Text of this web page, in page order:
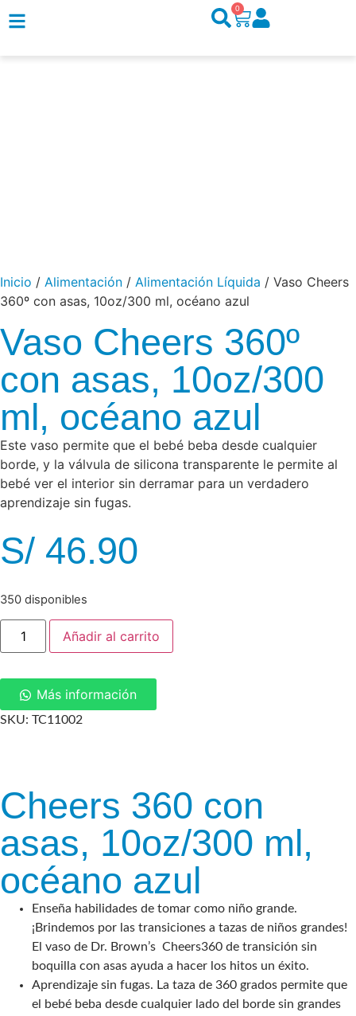
0
Inicio / Alimentación / Alimentación Líquida / Vaso Cheers
360º con asas, 10oz/300 ml, océano azul
Vaso Cheers 360º
con asas, 10oz/300
ml, océano azul
Este vaso permite que el bebé beba desde cualquier
borde, y la válvula de silicona transparente le permite al
bebé ver el interior sin derramar para un verdadero
aprendizaje sin fugas.
S/ 46.90
350 disponibles
Añadir al carrito
Más información
SKU: TC11002
Cheers 360 con
asas, 10oz/300 ml,
océano azul
Enseña habilidades de tomar como niño grande.
¡Brindemos por las transiciones a tazas de niños grandes!
El vaso de Dr. Brown’s Cheers360 de transición sin
boquilla con asas ayuda a hacer los hitos un éxito.
Aprendizaje sin fugas. La taza de 360 grados permite que
el bebé beba desde cualquier lado del borde sin grandes